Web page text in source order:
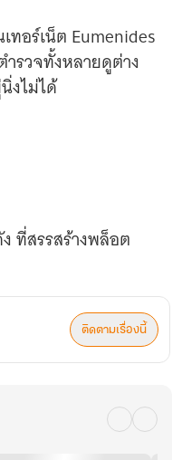
อร์เน็ต Eumenides
รวจทั้งหลายดูต่าง
งไม่ได้
ที่สรรสร้างพล็อต
ติดตามเรื่องนี้